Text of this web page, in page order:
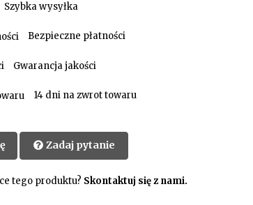
Szybka wysyłka
Bezpieczne płatności
Gwarancja jakości
14 dni na zwrot towaru
Zadaj pytanie
tego produktu? Skontaktuj się z nami.